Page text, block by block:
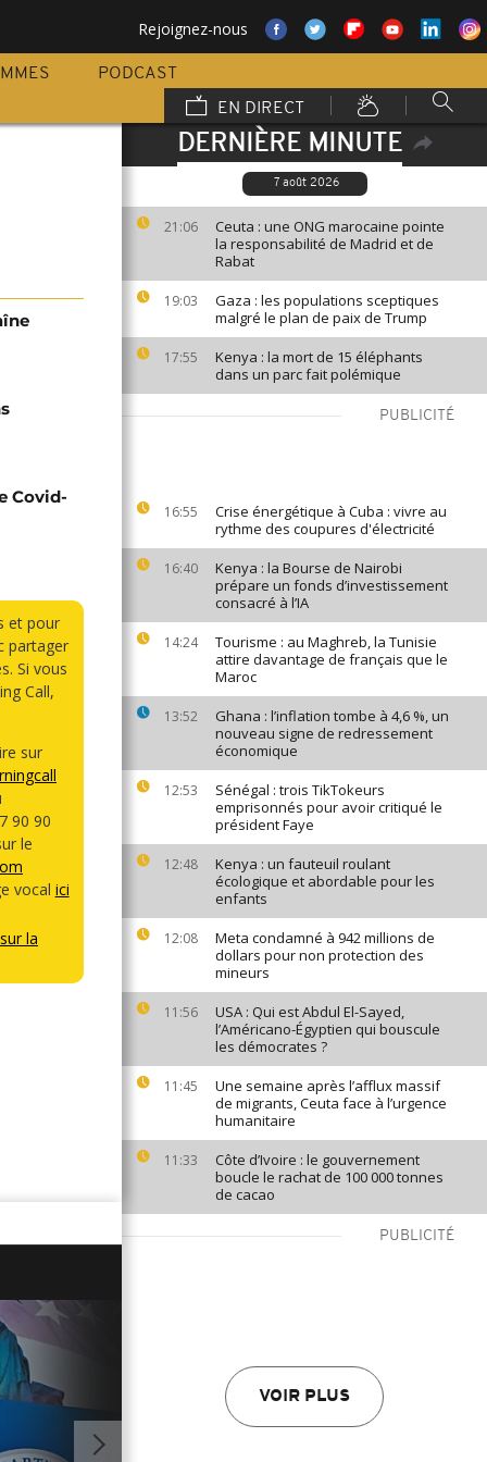
Rejoignez-nous
PODCAST
EN DIRECT
DERNIÈRE MINUTE
7 août 2026
21:06
Ceuta : une ONG marocaine pointe
la responsabilité de Madrid et de
Rabat
19:03
Gaza : les populations sceptiques
malgré le plan de paix de Trump
17:55
Kenya : la mort de 15 éléphants
dans un parc fait polémique
PUBLICITÉ
16:55
Crise énergétique à Cuba : vivre au
rythme des coupures d'électricité
16:40
Kenya : la Bourse de Nairobi
prépare un fonds d’investissement
consacré à l’IA
14:24
Tourisme : au Maghreb, la Tunisie
attire davantage de français que le
Maroc
13:52
Ghana : l’inflation tombe à 4,6 %, un
nouveau signe de redressement
économique
12:53
Sénégal : trois TikTokeurs
emprisonnés pour avoir critiqué le
président Faye
12:48
Kenya : un fauteuil roulant
écologique et abordable pour les
enfants
12:08
Meta condamné à 942 millions de
dollars pour non protection des
mineurs
11:56
USA : Qui est Abdul El-Sayed,
l’Américano-Égyptien qui bouscule
les démocrates ?
11:45
Une semaine après l’afflux massif
de migrants, Ceuta face à l’urgence
humanitaire
11:33
Côte d’Ivoire : le gouvernement
boucle le rachat de 100 000 tonnes
de cacao
PUBLICITÉ
VOIR PLUS
Covid-
et pour
partager
Si vous
Call,
sur
90 90
le
vocal ici
la